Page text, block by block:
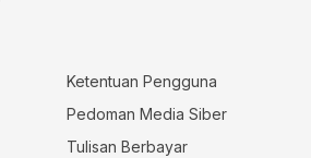
Ketentuan Pengguna
Pedoman Media Siber
Tulisan Berbayar